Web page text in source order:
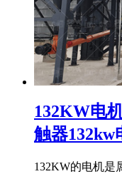
132KW电
触器132kw
132KW的电机是